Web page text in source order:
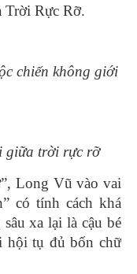
Trời Rực Rỡ.
chiến không giới
giữa trời rực rỡ
Long Vũ vào vai
có tính cách khá
xa lại là cậu bé
hội tụ đủ bốn chữ